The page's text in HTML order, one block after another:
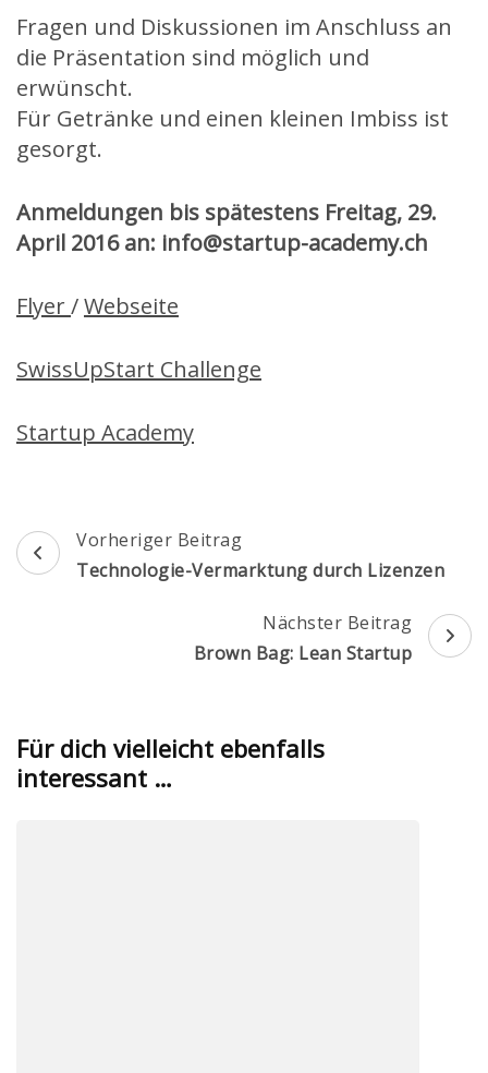
Fragen und Diskussionen im Anschluss an
die Präsentation sind möglich und
erwünscht.
Für Getränke und einen kleinen Imbiss ist
gesorgt.
Anmeldungen bis spätestens Freitag, 29.
April 2016 an: info@startup-academy.ch
Flyer/Webseite
SwissUpStart Challenge
Startup Academy
Beitragsnavigation
Vorheriger Beitrag
Technologie-Vermarktung durch Lizenzen
Nächster Beitrag
Brown Bag: Lean Startup
Für dich vielleicht ebenfalls
interessant …